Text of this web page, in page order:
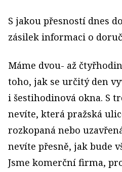
S jakou přesností dnes
zásilek informaci o
Máme dvou- až
toho, jak se určitý den
i šestihodinová okna. S
nevíte, která pražská
rozkopaná nebo
nevíte přesně, jak bude
Jsme komerční firma,